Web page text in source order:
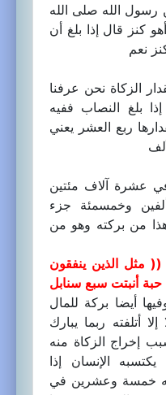
رسول الله صلى الله
كنز قال إذا بلغ أن
نعم
الزكاة نحن عرفنا
بلغ النصاب ففيه
ربع العشر يعني
عشرة آلاف مئتين
وخمسمئة جزء
من بركته وهو من
(( مثل الذين ينفقون
أنبتت سبع سنابل
أيضا بركة للمال
أتلفته ربما يبارك
إخراج الزكاة منه
الإنسان إذا
خمسة وعشرين في